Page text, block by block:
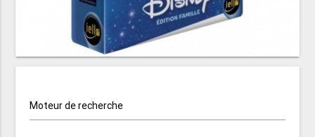
Moteur de recherche